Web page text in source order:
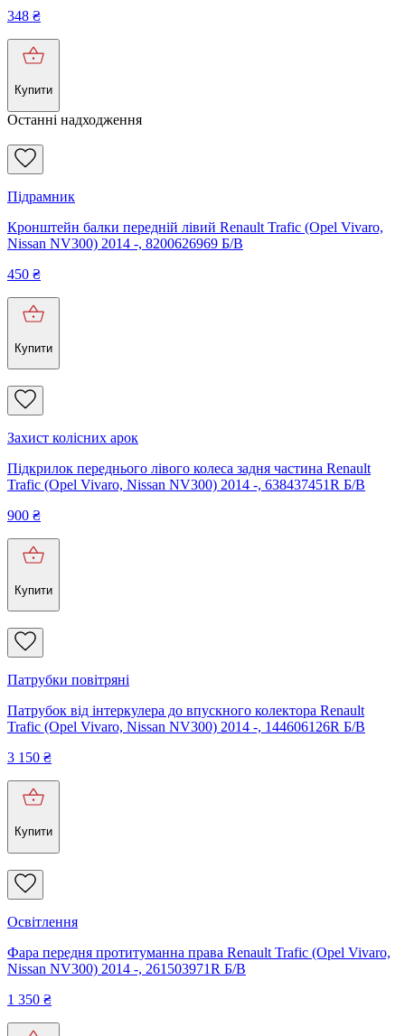
348 ₴
Купити
Останні надходження
Підрамник
Кронштейн балки передній лівий Renault Trafic (Opel Vivaro,
Nissan NV300) 2014 -, 8200626969 Б/В
450 ₴
Купити
Захист колісних арок
Підкрилок переднього лівого колеса задня частина Renault
Trafic (Opel Vivaro, Nissan NV300) 2014 -, 638437451R Б/В
900 ₴
Купити
Патрубки повітряні
Патрубок від інтеркулера до впускного колектора Renault
Trafic (Opel Vivaro, Nissan NV300) 2014 -, 144606126R Б/В
3 150 ₴
Купити
Освітлення
Фара передня протитуманна права Renault Trafic (Opel Vivaro,
Nissan NV300) 2014 -, 261503971R Б/В
1 350 ₴